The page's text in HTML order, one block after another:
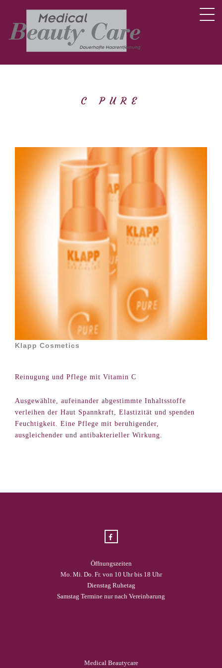
C PURE
Klapp Cosmetics
Reinugung und Pflege mit Vitamin C
Ausgewählte, aufeinander abgestimmte Inhaltsstoffe
verleihen der Haut Spannkraft, Elastizität und spenden
Feuchtigkeit. Eine Pflege mit beruhigender,
ausgleichender und antibakterieller Wirkung.
Öffnungszeiten
Mo. Mi. Do. Fr. von 10 Uhr bis 18 Uhr
Dienstag Ruhetag
Samstag Termine nur nach Vereinbarung
Medical Beautycare